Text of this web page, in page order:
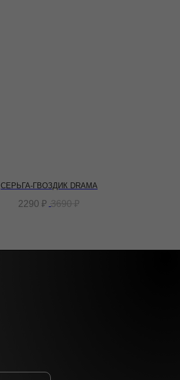
СЕРЬГА-ГВОЗДИК DRAMA
2290 ₽ 3690 ₽